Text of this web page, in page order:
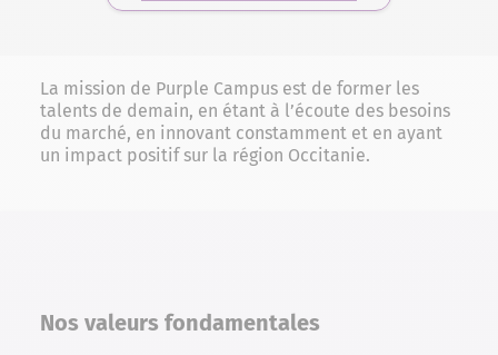
La mission de Purple Campus est de former les
talents de demain, en étant à l’écoute des besoins
du marché, en innovant constamment et en ayant
un impact positif sur la région Occitanie.
Nos valeurs fondamentales